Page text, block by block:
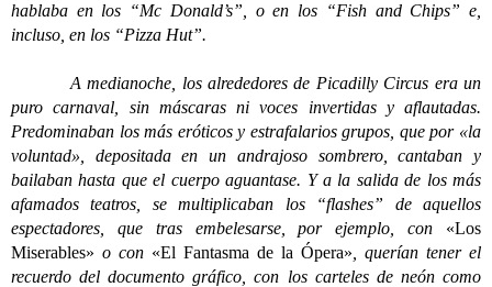
hablaba en los “Mc Donald’s”, o en los “Fish and Chips” e,
incluso, en los “Pizza Hut”.
A medianoche, los alrededores de Picadilly Circus era un
puro carnaval, sin máscaras ni voces invertidas y aflautadas.
Predominaban los más eróticos y estrafalarios grupos, que por «la
voluntad», depositada en un andrajoso sombrero, cantaban y
bailaban hasta que el cuerpo aguantase. Y a la salida de los más
afamados teatros, se multiplicaban los “flashes” de aquellos
espectadores, que tras embelesarse, por ejemplo, con «Los
Miserables» o con «El Fantasma de la Ópera» , querían tener el
recuerdo del documento gráfico, con los carteles de neón como